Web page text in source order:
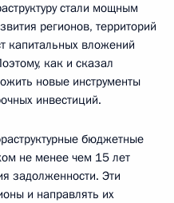
стали мощным
регионов, территорий
капитальных вложений
как и сказал
новые инструменты
инвестиций.
бюджетные
не менее чем 15 лет
задолженности. Эти
и направлять их